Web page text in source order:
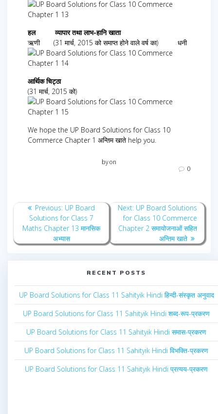
हल
व्यापार तथा लाभ-हानि खाता
ऋणी (31 मार्च, 2015 को समाप्त होने वाले वर्ष का) धनी
आर्थिक चिट्ठा
(31 मार्च, 2015 को)
We hope the UP Board Solutions for Class 10
Commerce Chapter 1 अन्तिम खाते help you.
byon
0
Post
navigation
Previous: Previous
post:
UP Board
Solutions for Class 7
Maths Chapter 13 मानसिक
अभ्यास
Next: Next
post:
UP Board Solutions
for Class 10 Commerce
Chapter 2 समायोजनाओं सहित
अन्तिम खाते
RECENT POSTS
UP Board Solutions for Class 11 Sahityik Hindi हिन्दी-संस्कृत अनुवाद
UP Board Solutions for Class 11 Sahityik Hindi शब्द-रूप-प्रकरण
UP Board Solutions for Class 11 Sahityik Hindi समास-प्रकरण
UP Board Solutions for Class 11 Sahityik Hindi विभक्ति-प्रकरण
UP Board Solutions for Class 11 Sahityik Hindi प्रत्यय-प्रकरण